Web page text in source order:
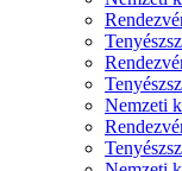
Nemzeti